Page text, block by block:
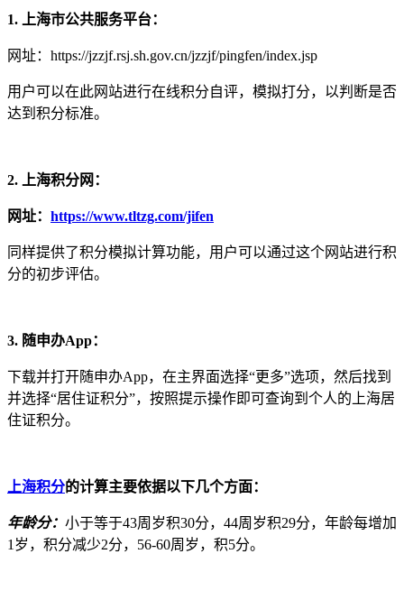
1. 上海市公共服务平台：
网址：https://jzzjf.rsj.sh.gov.cn/jzzjf/pingfen/index.jsp
用户可以在此网站进行在线积分自评，模拟打分，以判断是否
达到积分标准。
2. 上海积分网：
网址： https://www.tltzg.com/jifen
同样提供了积分模拟计算功能，用户可以通过这个网站进行积
分的初步评估。
3. 随申办App：
下载并打开随申办App，在主界面选择“更多”选项，然后找到
并选择“居住证积分”，按照提示操作即可查询到个人的上海居
住证积分。
上海积分的计算主要依据以下几个方面：
年龄分： 小于等于43周岁积30分，44周岁积29分，年龄每增加
1岁，积分减少2分，56-60周岁，积5分。